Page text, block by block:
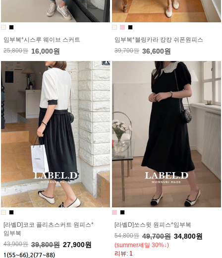
임부복*시스루 웨이브 스커트
25,800원 16,000원
임부복*블링카라 캉캉 쉬폰원피스
39,700원 36,600원
[라벨D]코코 플리츠스커트 원피스*
임부복
43,900원 39,800원 27,900원
[라벨D]쏘스윗 원피스*임부복
54,800원 49,700원 34,800원
(summer세일 30%↓)
리뷰: 1